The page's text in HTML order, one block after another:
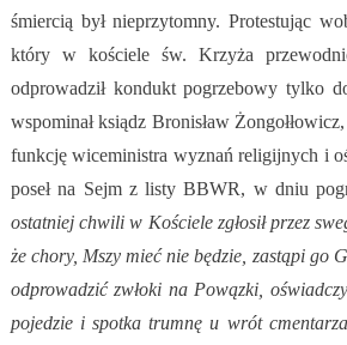
śmiercią był nieprzytomny. Protestując
który w kościele św. Krzyża
odprowadził kondukt pogrzebowy tylko
wspominał ksiądz Bronisław
funkcję wiceministra wyznań religijnych i
poseł na Sejm z listy BBWR, w dniu
ostatniej chwili w Kościele zgłosił przez
że chory, Mszy mieć nie będzie, zastąpi go
odprowadzić zwłoki na Powązki,
pojedzie i spotka trumnę u wrót